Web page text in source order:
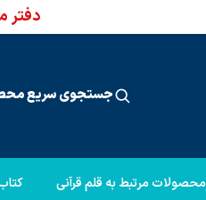
دفتر
جستجوی سریع
محصولات مرتبط به قلم قرآنی